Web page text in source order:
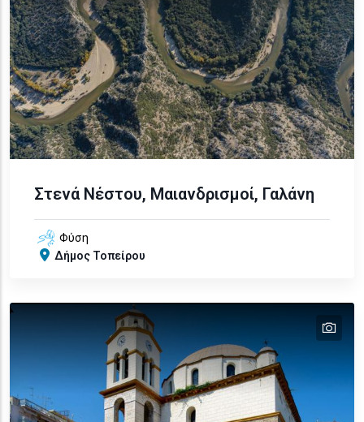
Στενά Νέστου, Μαιανδρισμοί, Γαλάνη
Φύση
Δήμος Τοπείρου